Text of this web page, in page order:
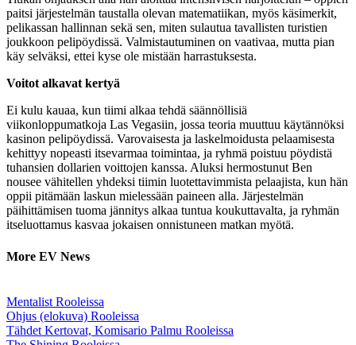
paitsi järjestelmän taustalla olevan matematiikan, myös käsimerkit,
pelikassan hallinnan sekä sen, miten sulautua tavallisten turistien
joukkoon pelipöydissä. Valmistautuminen on vaativaa, mutta pian
käy selväksi, ettei kyse ole mistään harrastuksesta.
Voitot alkavat kertyä
Ei kulu kauaa, kun tiimi alkaa tehdä säännöllisiä
viikonloppumatkoja Las Vegasiin, jossa teoria muuttuu käytännöksi
kasinon pelipöydissä. Varovaisesta ja laskelmoidusta pelaamisesta
kehittyy nopeasti itsevarmaa toimintaa, ja ryhmä poistuu pöydistä
tuhansien dollarien voittojen kanssa. Aluksi hermostunut Ben
nousee vähitellen yhdeksi tiimin luotettavimmista pelaajista, kun hän
oppii pitämään laskun mielessään paineen alla. Järjestelmän
päihittämisen tuoma jännitys alkaa tuntua koukuttavalta, ja ryhmän
itseluottamus kasvaa jokaisen onnistuneen matkan myötä.
More EV News
Mentalist Rooleissa
Ohjus (elokuva) Rooleissa
Tähdet Kertovat, Komisario Palmu Rooleissa